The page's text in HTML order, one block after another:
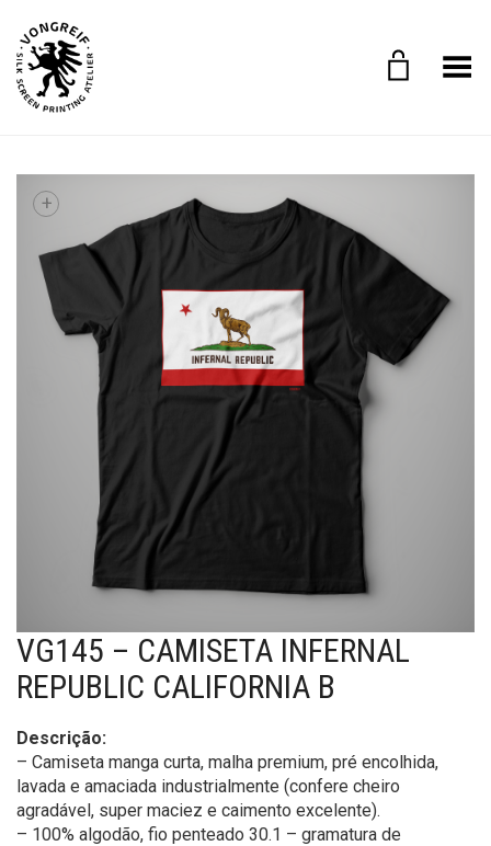
Toggle Menu
+
VG145 – CAMISETA INFERNAL
REPUBLIC CALIFORNIA B
Descrição:
– Camiseta manga curta, malha premium, pré encolhida,
lavada e amaciada industrialmente (confere cheiro
agradável, super maciez e caimento excelente).
– 100% algodão, fio penteado 30.1 – gramatura de